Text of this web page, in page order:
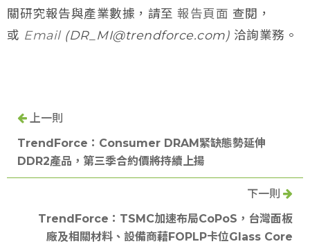
關研究報告與產業數據，請至 報告頁面 查閱，
或 Email(DR_MI@trendforce.com) 洽詢業務。
上一則
TrendForce：Consumer DRAM緊缺態勢延伸
DDR2產品，第三季合約價將持續上揚
下一則
TrendForce：TSMC加速布局CoPoS，台灣面板
廠及相關材料、設備商藉FOPLP卡位Glass Core